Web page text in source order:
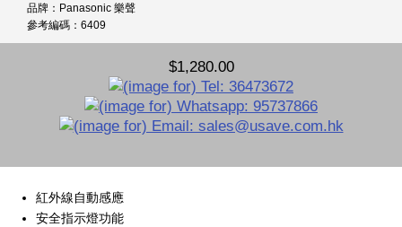
品牌：Panasonic 樂聲
參考編碼：6409
$1,280.00
紅外線自動感應
安全指示燈功能